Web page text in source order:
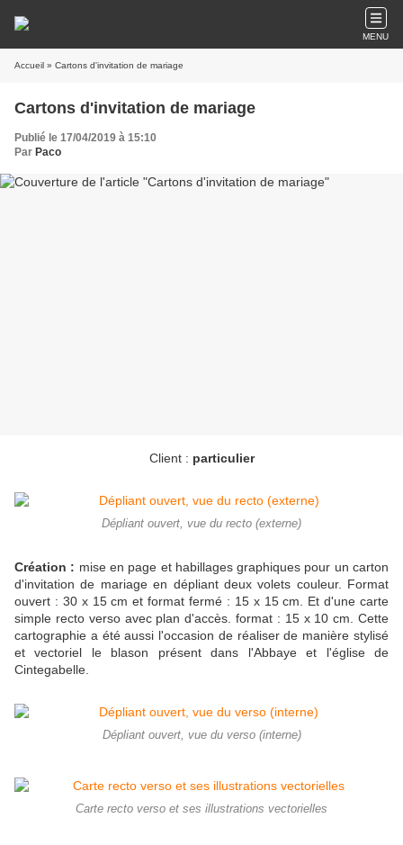
MENU
Accueil » Cartons d'invitation de mariage
Cartons d'invitation de mariage
Publié le 17/04/2019 à 15:10
Par Paco
Client : particulier
Dépliant ouvert, vue du recto (externe)
Création : mise en page et habillages graphiques pour un carton
d'invitation de mariage en dépliant deux volets couleur. Format
ouvert : 30 x 15 cm et format fermé : 15 x 15 cm. Et d'une carte
simple recto verso avec plan d'accès. format : 15 x 10 cm. Cette
cartographie a été aussi l'occasion de réaliser de manière stylisé
et vectoriel le blason présent dans l'Abbaye et l'église de
Cintegabelle.
Dépliant ouvert, vue du verso (interne)
Carte recto verso et ses illustrations vectorielles